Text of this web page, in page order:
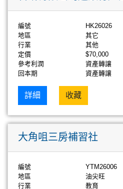
編號
HK26026
地區
其它
行業
其他
定價
$70,000
參考利潤
資產轉讓
回本期
資產轉讓
詳細 收藏
大角咀三房補習社
編號
YTM26006
地區
油尖旺
行業
教育